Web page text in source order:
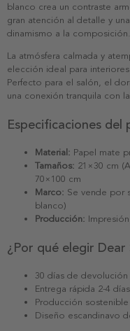
blanco crea un contraste
gran atención al detalle y
dinamismo a la composición.
La atmósfera calmada y
elección ideal para
Perfecto para el salón, el
una conexión tranquila con
Especificaciones del
Material: Papel mate
Tamaños: 21×30 cm
70×100 cm
Marco: Se vende por
blanco)
Producción:
¿Por qué elegir Dear
30 días de
Entrega rápida 2-4
Producción
Diseño escandinavo